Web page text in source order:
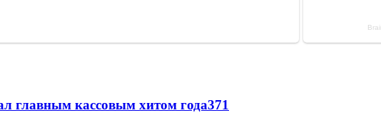
главным кассовым хитом года371